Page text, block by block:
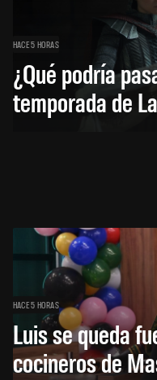
HACE 5 HORAS
¿Qué podría
temporada de
HACE 5 HORAS
Luis se queda
cocineros de